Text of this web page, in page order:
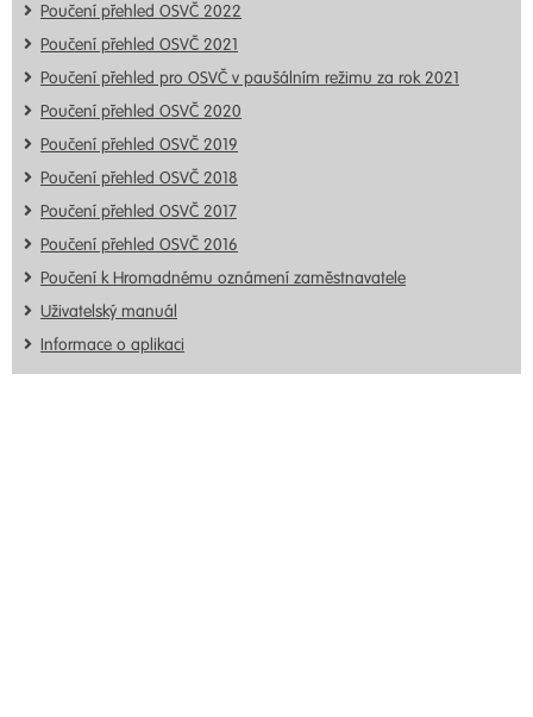
Poučení přehled OSVČ 2022
Poučení přehled OSVČ 2021
Poučení přehled pro OSVČ v paušálním režimu za rok 2021
Poučení přehled OSVČ 2020
Poučení přehled OSVČ 2019
Poučení přehled OSVČ 2018
Poučení přehled OSVČ 2017
Poučení přehled OSVČ 2016
Poučení k Hromadnému oznámení zaměstnavatele
Uživatelský manuál
Informace o aplikaci